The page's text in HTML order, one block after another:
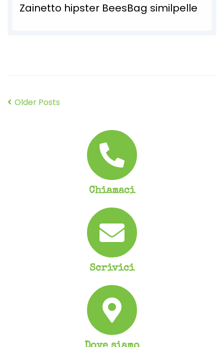
Zainetto hipster BeesBag similpelle
Older Posts
Chiamaci
Scrivici